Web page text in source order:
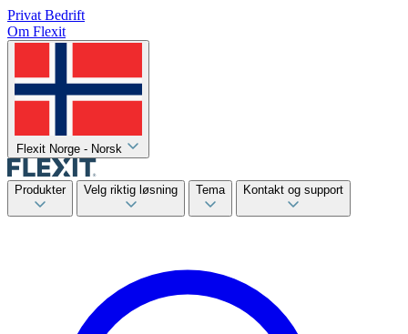
Privat Bedrift
Om Flexit
Flexit Norge - Norsk
Produkter Velg riktig løsning Tema Kontakt og support